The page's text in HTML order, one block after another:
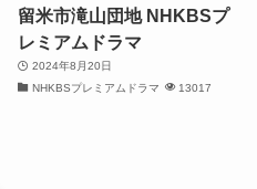
留米市滝山団地 NHKBSプ
レミアムドラマ
2024年8月20日
NHKBSプレミアムドラマ
13017